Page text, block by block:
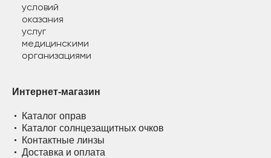
Интернет-магазин
Каталог оправ
Каталог солнцезащитных очков
Контактные линзы
Доставка и оплата